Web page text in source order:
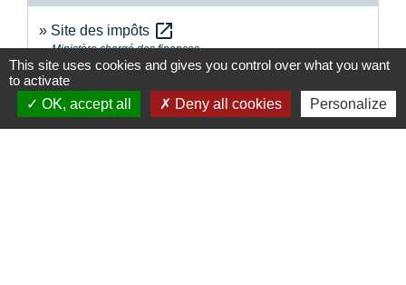
Site des impôts open_in_new
Ministère chargé des finances
Signaler une erreur sur cette page
This site uses cookies and gives you control over what you want
to activate
OK, accept all
Deny all cookies Personalize